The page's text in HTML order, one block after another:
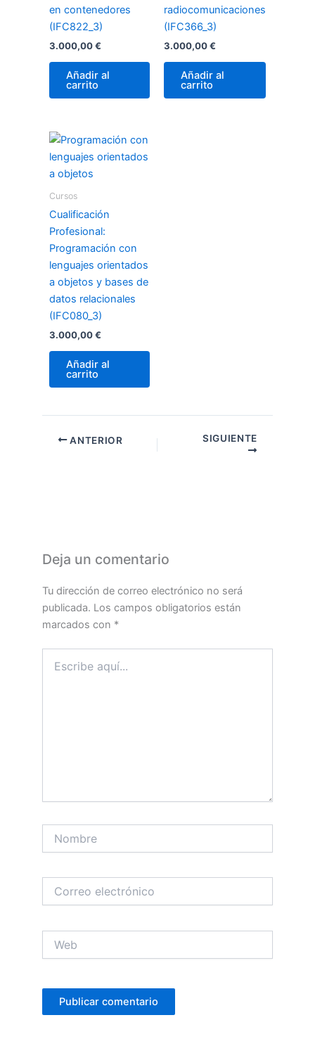
en contenedores
(IFC822_3)
3.000,00€
Añadir al
carrito
radiocomunicaciones
(IFC366_3)
3.000,00€
Añadir al
carrito
Cursos
Cualificación
Profesional:
Programación con
lenguajes orientados
a objetos y bases de
datos relacionales
(IFC080_3)
3.000,00€
Añadir al
carrito
ANTERIOR SIGUIENTE
Deja un comentario
Tu dirección de correo electrónico no será
publicada. Los campos obligatorios están
marcados con *
aquí...
electrónico